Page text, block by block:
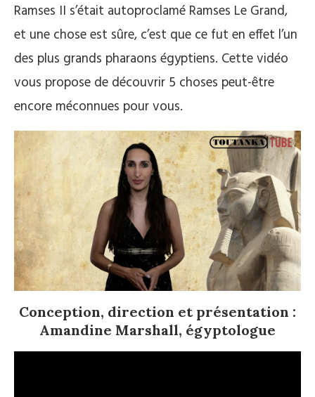
Ramses II s’était autoproclamé Ramses Le Grand,
et une chose est sûre, c’est que ce fut en effet l’un
des plus grands pharaons égyptiens. Cette vidéo
vous propose de découvrir 5 choses peut-être
encore méconnues pour vous.
Conception, direction et présentation :
Amandine Marshall, égyptologue